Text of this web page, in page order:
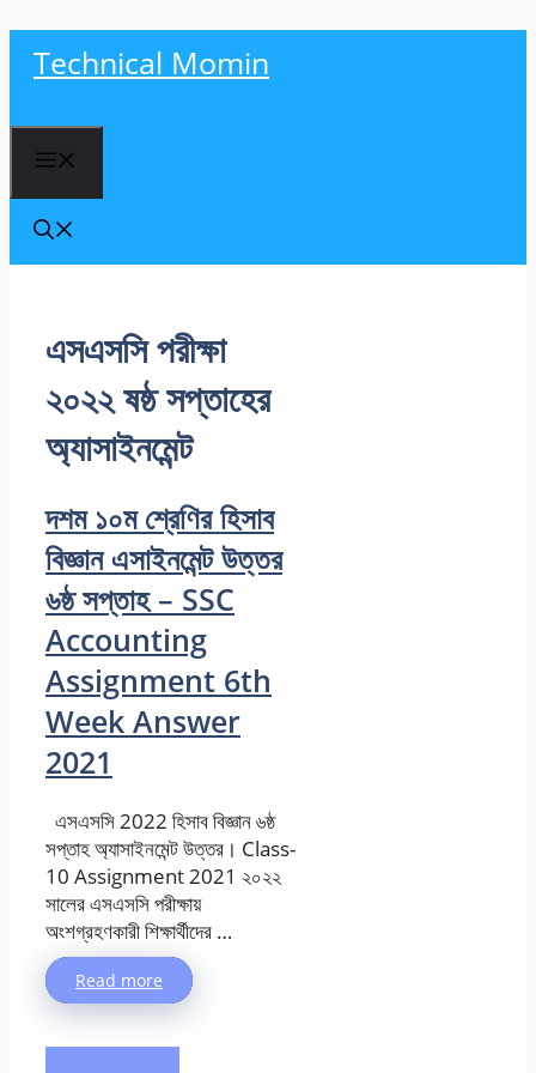
Technical Momin
এসএসসি পরীক্ষা
২০২২ ষষ্ঠ সপ্তাহের
অ্যাসাইনমেন্ট
দশম ১০ম শ্রেণির হিসাব
বিজ্ঞান এসাইনমেন্ট উত্তর
৬ষ্ঠ সপ্তাহ – SSC
Accounting
Assignment 6th
Week Answer
2021
এসএসসি 2022 হিসাব বিজ্ঞান ৬ষ্ঠ
সপ্তাহ অ্যাসাইনমেন্ট উত্তর। Class-
10 Assignment 2021 ২০২২
সালের এসএসসি পরীক্ষায়
অংশগ্রহণকারী শিক্ষার্থীদের …
Read more